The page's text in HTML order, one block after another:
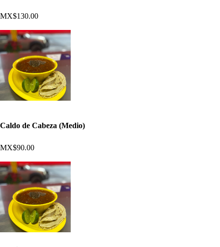
MX$130.00
Caldo de Cabeza (Medio)
MX$90.00